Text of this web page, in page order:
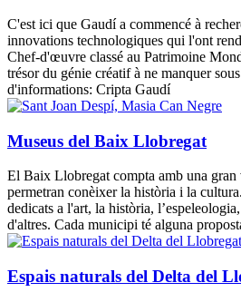
C'est ici que Gaudí a commencé à
innovations technologiques qui l'ont
Chef-d'œuvre classé au Patrimoine
trésor du génie créatif à ne manquer
d'informations: Cripta Gaudí
Museus del Baix Llobregat
El Baix Llobregat compta amb una gran
permetran conèixer la història i la
dedicats a l'art, la història,
d'altres. Cada municipi té alguna
Espais naturals del Delta del